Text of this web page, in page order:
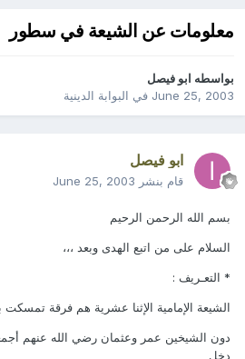
معلومات عن الشيعة في سطور
بواسطه ابو فيصل
June 25, 2003في البوابة الدينية
ابو فيصل
قام بنشر June 25, 2003
بسم الله الرحمن الرحيم
السلام على من اتبع الهدى وبعد ،،،
* التعـريف :
الشيعة الإمامية الإثنا عشرية هم فرقة
دون الشيخين عمر وعثمان رضي الله عنهم
دخل